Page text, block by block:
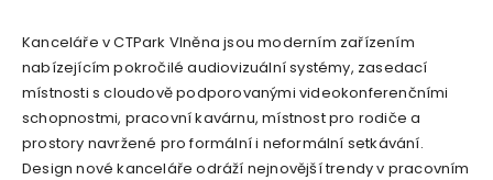
Kanceláře v CTPark Vlněna jsou moderním zařízením
nabízejícím pokročilé audiovizuální systémy, zasedací
místnosti s cloudově podporovanými videokonferenčními
schopnostmi, pracovní kavárnu, místnost pro rodiče a
prostory navržené pro formální i neformální setkávání.
Design nové kanceláře odráží nejnovější trendy v pracovním